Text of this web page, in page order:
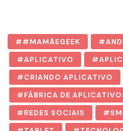
#MAMÃEGEEK
APLICATIVO
CRIANDO APLICATIVO
FÁBRICA DE
REDES SOCIAIS